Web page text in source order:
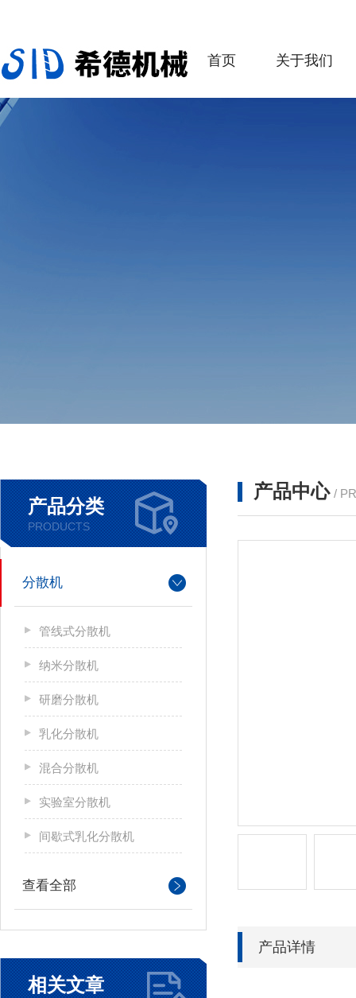
首页 关于我们
产品分类
PRODUCTS
分散机
管线式分散机
纳米分散机
研磨分散机
乳化分散机
混合分散机
实验室分散机
间歇式乳化分散机
查看全部
相关文章
产品中心 /
产品详情